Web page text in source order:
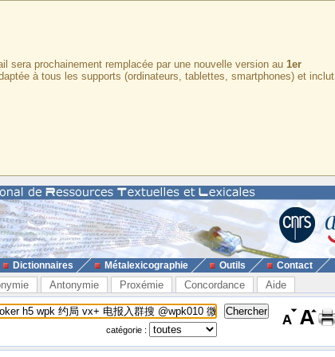
prochainement remplacée par une nouvelle version au 1er
à tous les supports (ordinateurs, tablettes, smartphones) et inclut
Dictionnaires Métalexicographie Outils Contact
Antonymie Proxémie Concordance Aide
catégorie :